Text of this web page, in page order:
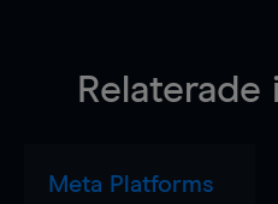
Meta Platforms